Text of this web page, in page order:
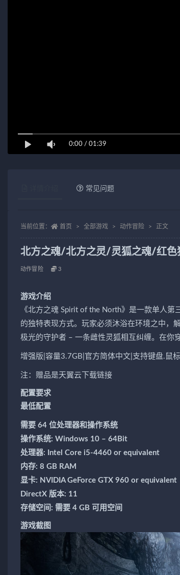
0:00 / 01:39
常见问题
当前位置： 首页 全部游戏 动作冒险 正文
北方之魂/北方之灵/灵狐之魂/红
动作冒险 3
游戏介绍
《北方之魂 Spirit of the North》是一款单人
的独特表现方式。玩家必须沐浴在环境之中，
极光的守护者 – 一条雌性灵狐相互纠缠。在你
增强版|容量3.7GB|官方简体中文|支持键盘.鼠
注：赠品是天翼云下载链接
配置要求
最低配置
需要 64 位处理器和操作系统
操作系统: Windows 10 – 64Bit
处理器: Intel Core i5-4460 or equivalent
内存: 8 GB RAM
显卡: NVIDIA GeForce GTX 960 or equivalent
DirectX 版本: 11
存储空间: 需要 4 GB 可用空间
游戏截图